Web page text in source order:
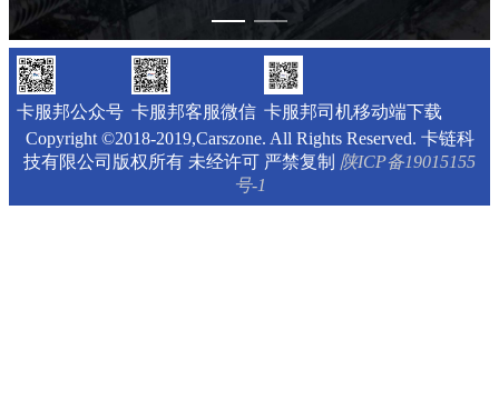
卡服邦公众号 卡服邦客服微信 卡服邦司机移动端下载
Copyright ©2018-2019,Carszone. All Rights Reserved. 卡链科
技有限公司版权所有 未经许可 严禁复制 陕ICP备19015155
号-1